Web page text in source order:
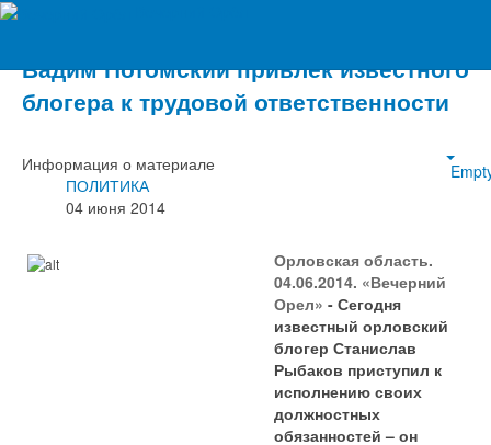
Вадим Потомский привлек известного
блогера к трудовой ответственности
Информация о материале
ПОЛИТИКА
04 июня 2014
Орловская область.
04.06.2014. «Вечерний
Орел» - Сегодня
известный орловский
блогер Станислав
Рыбаков приступил к
исполнению своих
должностных
обязанностей – он